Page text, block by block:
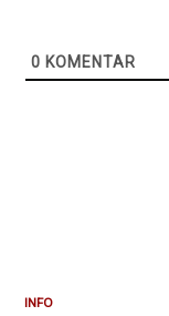
0 KOMENTAR
INFO